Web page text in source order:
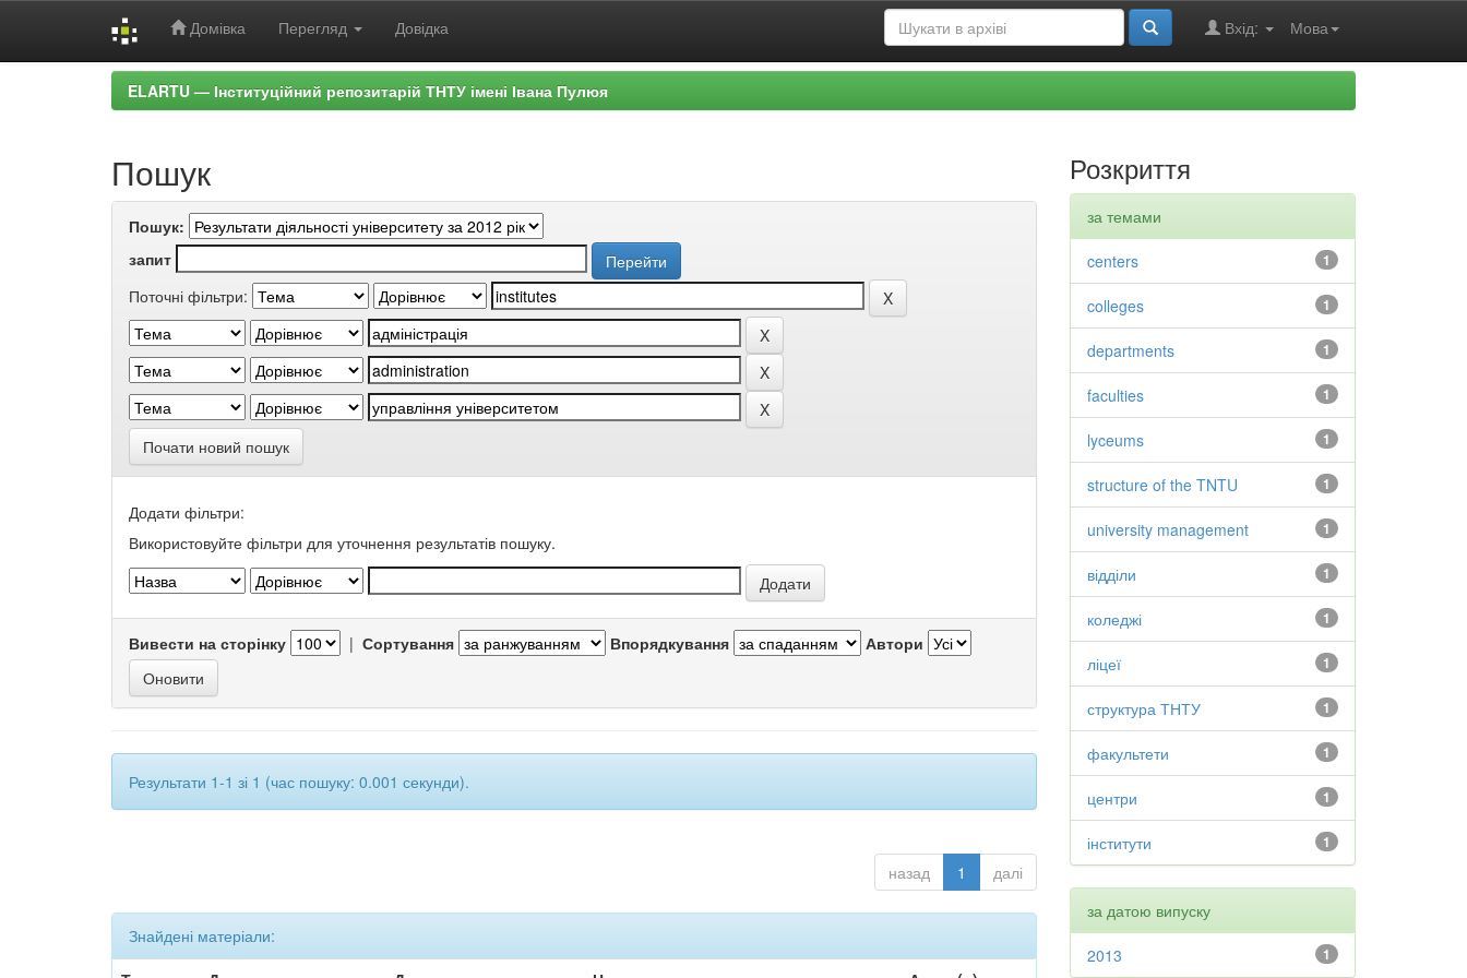
Домівка Перегляд Довідка Мова
Вхід:
ELARTU — Інституційний репозитарій ТНТУ імені Івана Пулюя
Пошук
Пошук:
запит
Поточні фільтри:
Почати новий пошук
Додати фільтри:
Використовуйте фільтри для уточнення результатів пошуку.
Вивести на сторінку | Сортування Впорядкування Автори
Результати 1-1 зі 1 (час пошуку: 0.001 секунди).
назад 1 далі
Знайдені матеріали:
Розкриття
за темами
1
centers
1
colleges
1
departments
1
faculties
1
lyceums
1
structure of the TNTU
1
university management
1
відділи
1
коледжі
1
ліцеї
1
структура ТНТУ
1
факультети
1
центри
1
інститути
за датою випуску
1
2013